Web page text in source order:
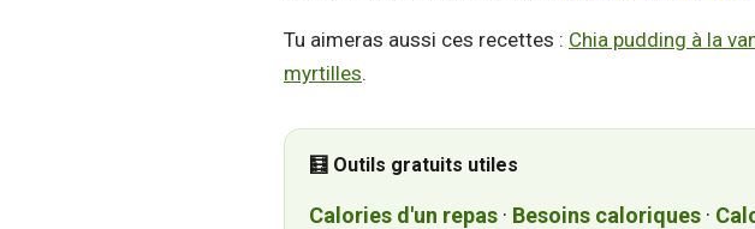
Tu aimeras aussi ces recettes : Chia pudding à la
myrtilles.
🧮 Outils gratuits utiles
Calories d'un repas · Besoins caloriques ·